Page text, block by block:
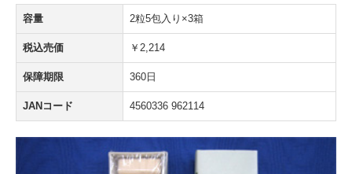
容量 2粒5包入り×3箱
税込売価 ￥2,214
保障期限 360日
JANコード 4560336 962114